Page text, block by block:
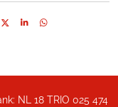
D
S
D
NL 18 TRIO 025 474